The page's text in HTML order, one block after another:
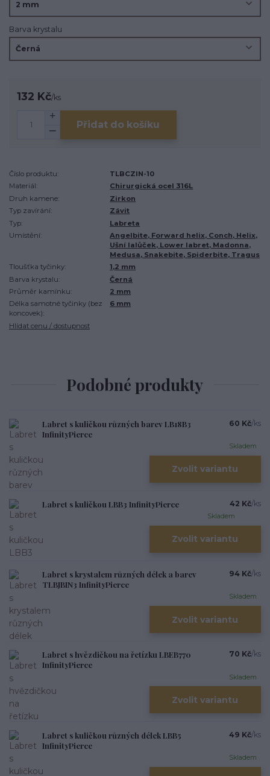
Barva krystalu
132 Kč/ks
Přidat do košíku
Číslo produktu:
TLBCZIN-10
Materiál:
Chirurgická ocel 316L
Druh kamene:
Zirkon
Typ zavírání:
Závit
Typ:
Labreta
Umístění:
Angelbite, Forward helix, Conch, Helix,
Ušní lalůček, Lower labret, Madonna,
Medusa, Snakebite, Spiderbite, Tragus
Tloušťka tyčinky:
1,2 mm
Barva krystalu:
Černá
Průměr kamínku:
2 mm
Délka samotné tyčinky (bez
koncovek):
6 mm
Hlídat cenu / dostupnost
Podobné produkty
Labret s kuličkou různých barev LB18B3
InfinityPierce
60 Kč/ks
Skladem
Zvolit variantu
Labret s kuličkou LBB3 InfinityPierce 42 Kč/ks
Skladem
Zvolit variantu
Labret s krystalem různých délek a barev
TLBJBIN3 InfinityPierce
94 Kč/ks
Skladem
Zvolit variantu
Labret s hvězdičkou na řetízku LBEB770
InfinityPierce
70 Kč/ks
Skladem
Zvolit variantu
Labret s kuličkou různých délek LBB5
InfinityPierce
49 Kč/ks
Skladem